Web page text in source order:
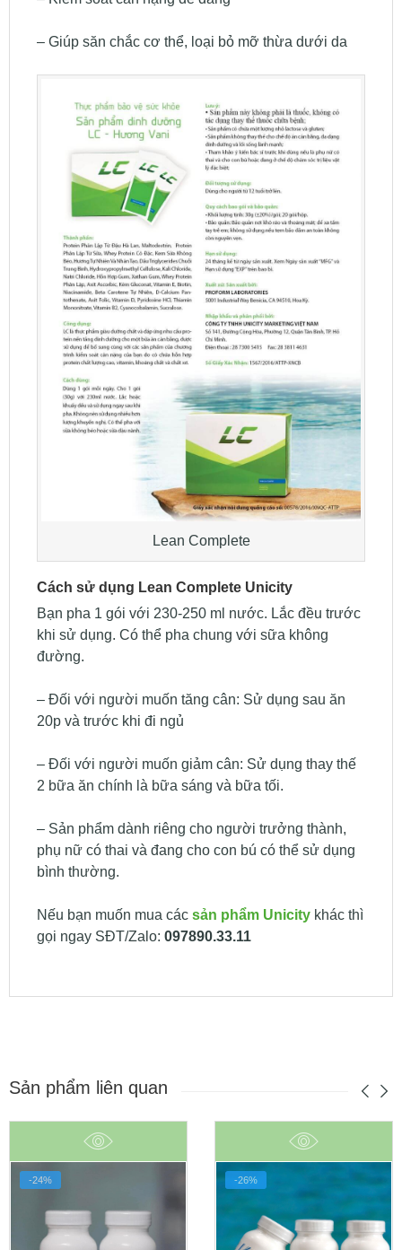
– Giúp săn chắc cơ thể, loại bỏ mỡ thừa dưới da
Lean Complete
Cách sử dụng Lean Complete Unicity
Bạn pha 1 gói với 230-250 ml nước. Lắc đều trước
khi sử dụng. Có thể pha chung với sữa không
đường.
– Đối với người muốn tăng cân: Sử dụng sau ăn
20p và trước khi đi ngủ
– Đối với người muốn giảm cân: Sử dụng thay thế
2 bữa ăn chính là bữa sáng và bữa tối.
– Sản phẩm dành riêng cho người trưởng thành,
phụ nữ có thai và đang cho con bú có thể sử dụng
bình thường.
Nếu bạn muốn mua các sản phẩm Unicitykhác thì
gọi ngay SĐT/Zalo: 097890.33.11
Sản phẩm liên quan
-24% -26%